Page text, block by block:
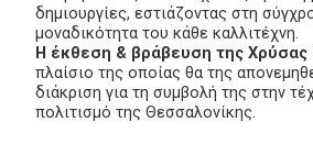
δημιουργίες, εστιάζοντας στη
μοναδικότητα του κάθε καλλιτέχνη.
Η έκθεση & βράβευση της
πλαίσιο της οποίας θα της
διάκριση για τη συμβολή της στην
πολιτισμό της Θεσσαλονίκης.